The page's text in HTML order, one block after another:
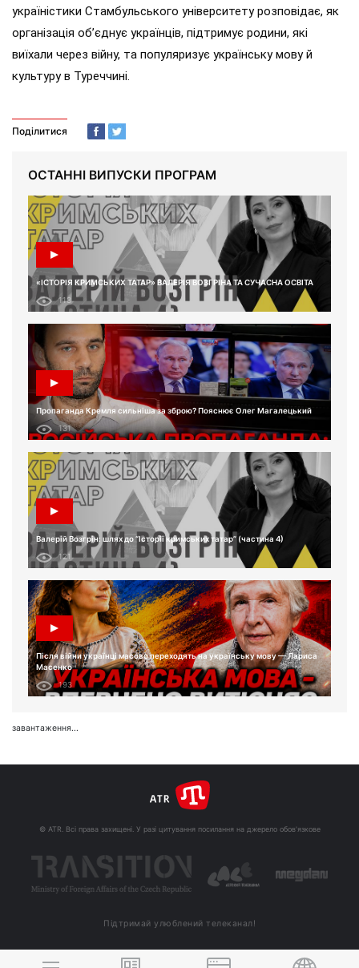
україністики Стамбульського університету розповідає, як
організація об’єднує українців, підтримує родини, які
виїхали через війну, та популяризує українську мову й
культуру в Туреччині.
Поділитися
ОСТАННІ ВИПУСКИ ПРОГРАМ
«ІСТОРІЯ КРИМСЬКИХ ТАТАР» ВАЛЕРІЯ ВОЗГРІНА ТА СУЧАСНА ОСВІТА
113
Пропаганда Кремля сильніша за зброю? Пояснює Олег Магалецький
131
Валерій Возгрін: шлях до “Історії кримських татар” (частина 4)
121
Після війни українці масово переходять на українську мову — Лариса
Масенко
193
завантаження...
© ATR. Всі права захищені. У разі цитування посилання на джерело обов'язкове
Підтримай улюблений телеканал!